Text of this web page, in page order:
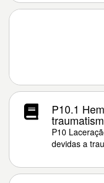
P10.1
P10
devidas a